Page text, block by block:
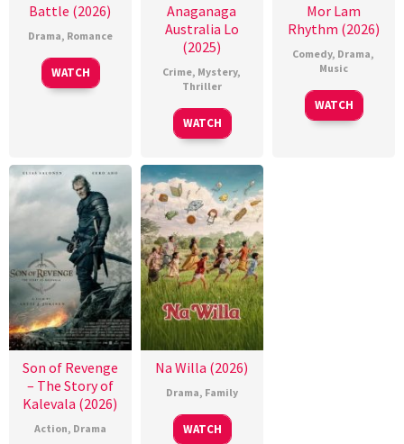
Battle (2026)
Drama, Romance
WATCH
Anaganaga
Australia Lo
(2025)
Crime, Mystery,
Thriller
WATCH
Mor Lam
Rhythm (2026)
Comedy, Drama,
Music
WATCH
Son of Revenge
– The Story of
Kalevala (2026)
Action, Drama
Na Willa (2026)
Drama, Family
WATCH